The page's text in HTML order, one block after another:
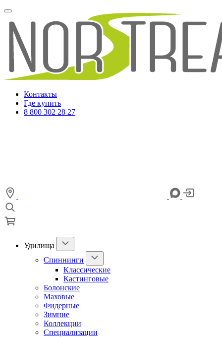
Контакты
Где купить
8 800 302 28 27
Удилища
Спиннинги
Классические
Кастинговые
Болонские
Маховые
Фидерные
Зимние
Коллекции
Специализации